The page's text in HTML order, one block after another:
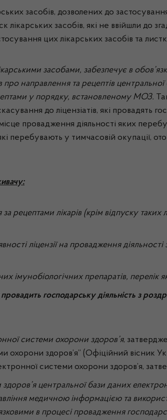
засобів, дозволених до
засобів, які не ввійшли до
цих лікарських засобів та
засобами, забезпечує в
направлення та рецептів
у порядку, встановленому МОЗ.
до ліцензіатів, які провадять
провадження діяльності яких
перебувають у тимчасовій окупації,
рецептами лікарів (крім відпуску
ліцензії на провадження
імунобіологічних препаратів, перелік
провадить господарську діяльність з
системи охорони здоров’я,
охорони здоров’я” (Офіційний вісник
системи охорони здоров’я,
центральної бази даних
медичною інформацією та
в процесі провадження